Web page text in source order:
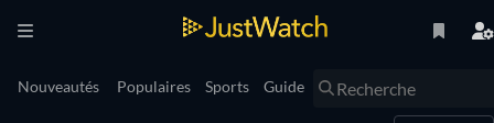
Nouveautés Populaires Sports Guide